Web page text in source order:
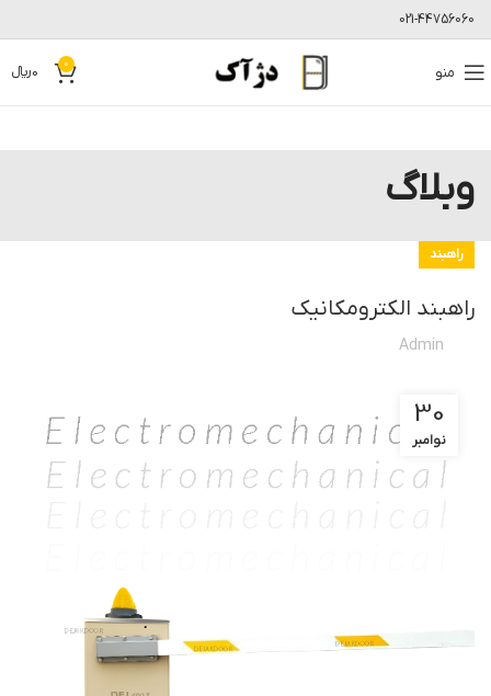
021-44756060
منو 0
0﷼
وبلاگ
راهبند
راهبند الکترومکانیک
Admin
30
نوامبر